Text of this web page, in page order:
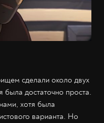
сделали около двух
достаточно проста.
хотя была
варианта. Но